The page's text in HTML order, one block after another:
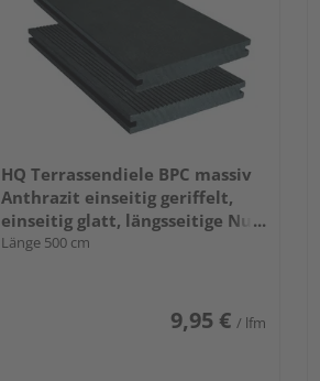
HQ Terrassendiele BPC massiv
Anthrazit einseitig geriffelt,
einseitig glatt, längsseitige Nut,
Miru - 20 x 140 mm
Länge 500 cm
9,95 € / lfm